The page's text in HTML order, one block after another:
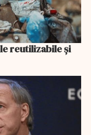
reutilizabile și